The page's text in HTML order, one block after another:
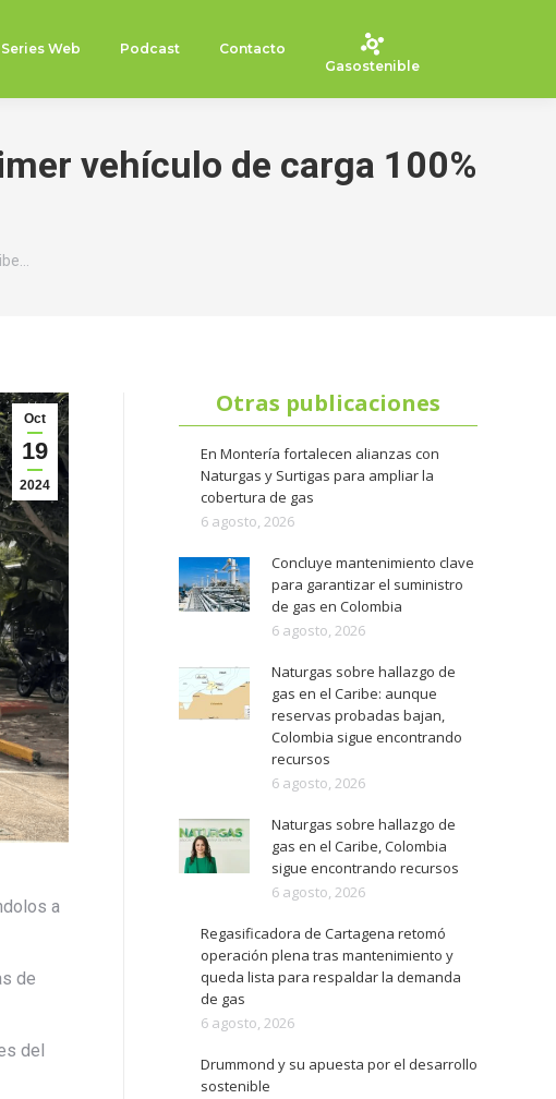
Series Web Podcast
Contacto
Gasostenible
vehículo de carga 100%
Oct
19
2024
a
de
del
Otras publicaciones
En Montería fortalecen alianzas con
Naturgas y Surtigas para ampliar la
cobertura de gas
6 agosto, 2026
Concluye mantenimiento clave
para garantizar el suministro
de gas en Colombia
6 agosto, 2026
Naturgas sobre hallazgo de
gas en el Caribe: aunque
reservas probadas bajan,
Colombia sigue encontrando
recursos
6 agosto, 2026
Naturgas sobre hallazgo de
gas en el Caribe, Colombia
sigue encontrando recursos
6 agosto, 2026
Regasificadora de Cartagena retomó
operación plena tras mantenimiento y
queda lista para respaldar la demanda
de gas
6 agosto, 2026
Drummond y su apuesta por el desarrollo
sostenible